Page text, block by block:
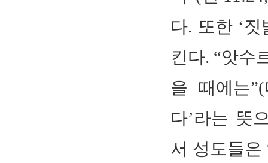
다. 또한 ‘
킨다. “앗수
을 때에는
다’라는 뜻
서 성도들은